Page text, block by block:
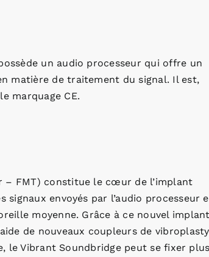
un audio processeur qui offre un
matière de traitement du signal. Il est,
marquage CE.
– FMT) constitue le cœur de l’implant
envoyés par l’audio processeur
moyenne. Grâce à ce nouvel
de nouveaux coupleurs de vibroplasty
le Vibrant Soundbridge peut se fixer